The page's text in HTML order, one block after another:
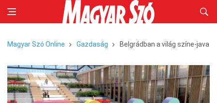
Magyar Szó Online Gazdaság Belgrádban a világ színe-java